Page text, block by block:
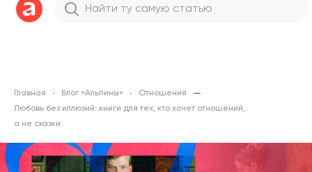
Главная Блог «Альпины»
Отношения
Любовь без иллюзий: книги для тех, кто хочет отношений,
а не сказки